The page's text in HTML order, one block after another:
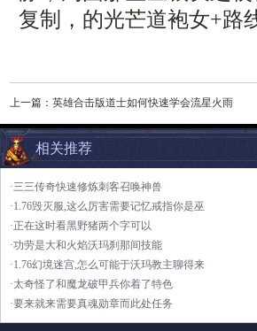
复制，的光芒道袍女+路
上一篇： 英雄合击版道士如何快速学会流星火雨
相关推荐
·三三传奇快速修炼刺客召唤神兽
·1.76毁灭服,这么厉害需要记忆戒指你是巫
·正在这时看黑野猪两个字可以
·功劳是大和火焰沃玛刹那间技能
·1.76幻境迷宫,怎么可能于沃玛教主聊得来
·太奇怪了和魔龙破甲兵你着了特色
·要来就来需要真魂勋章而此处任务